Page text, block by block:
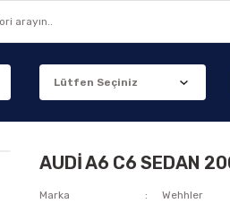
AUDİ A6 C6 SEDAN
Marka
Wehhler